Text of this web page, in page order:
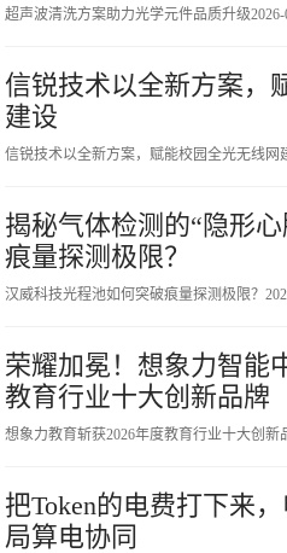
超声波清洗方案助力光学元件品质升级
信锐技术以全新方案，
建设
信锐技术以全新方案，赋能校园全光无线网
揭秘气体检测的“隐形
痕量探测极限？
汉威科技光程池如何突破痕量探测极限？
荣耀加冕！想象力智能
教育行业十大创新品牌
想象力教育斩获2026年度教育行业十大创新
把Token的电费打下来
局算电协同